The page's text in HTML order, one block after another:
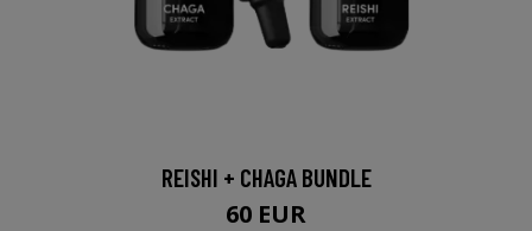
REISHI + CHAGA BUNDLE
60 EUR